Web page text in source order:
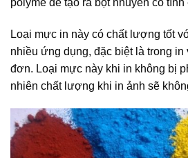
Loại mực in này có chất lượng tốt
nhiều ứng dụng, đặc biệt là trong in
đơn. Loại mực này khi in không bị
nhiên chất lượng khi in ảnh sẽ